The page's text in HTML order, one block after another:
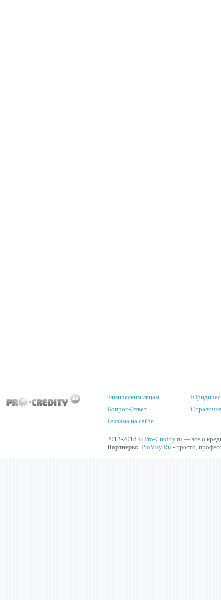
Физическим лицам
Вопрос-Ответ
Реклама на сайте
2012-2018 © Pro-Credity.ru — все о
Партнеры: ProVisy.Ru - просто,